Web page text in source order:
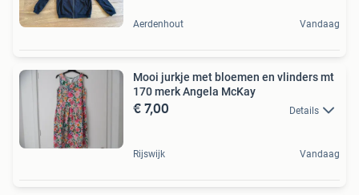
Aerdenhout Vandaag
Mooi jurkje met bloemen en vlinders mt
170 merk Angela McKay
€ 7,00 Details
Rijswijk Vandaag